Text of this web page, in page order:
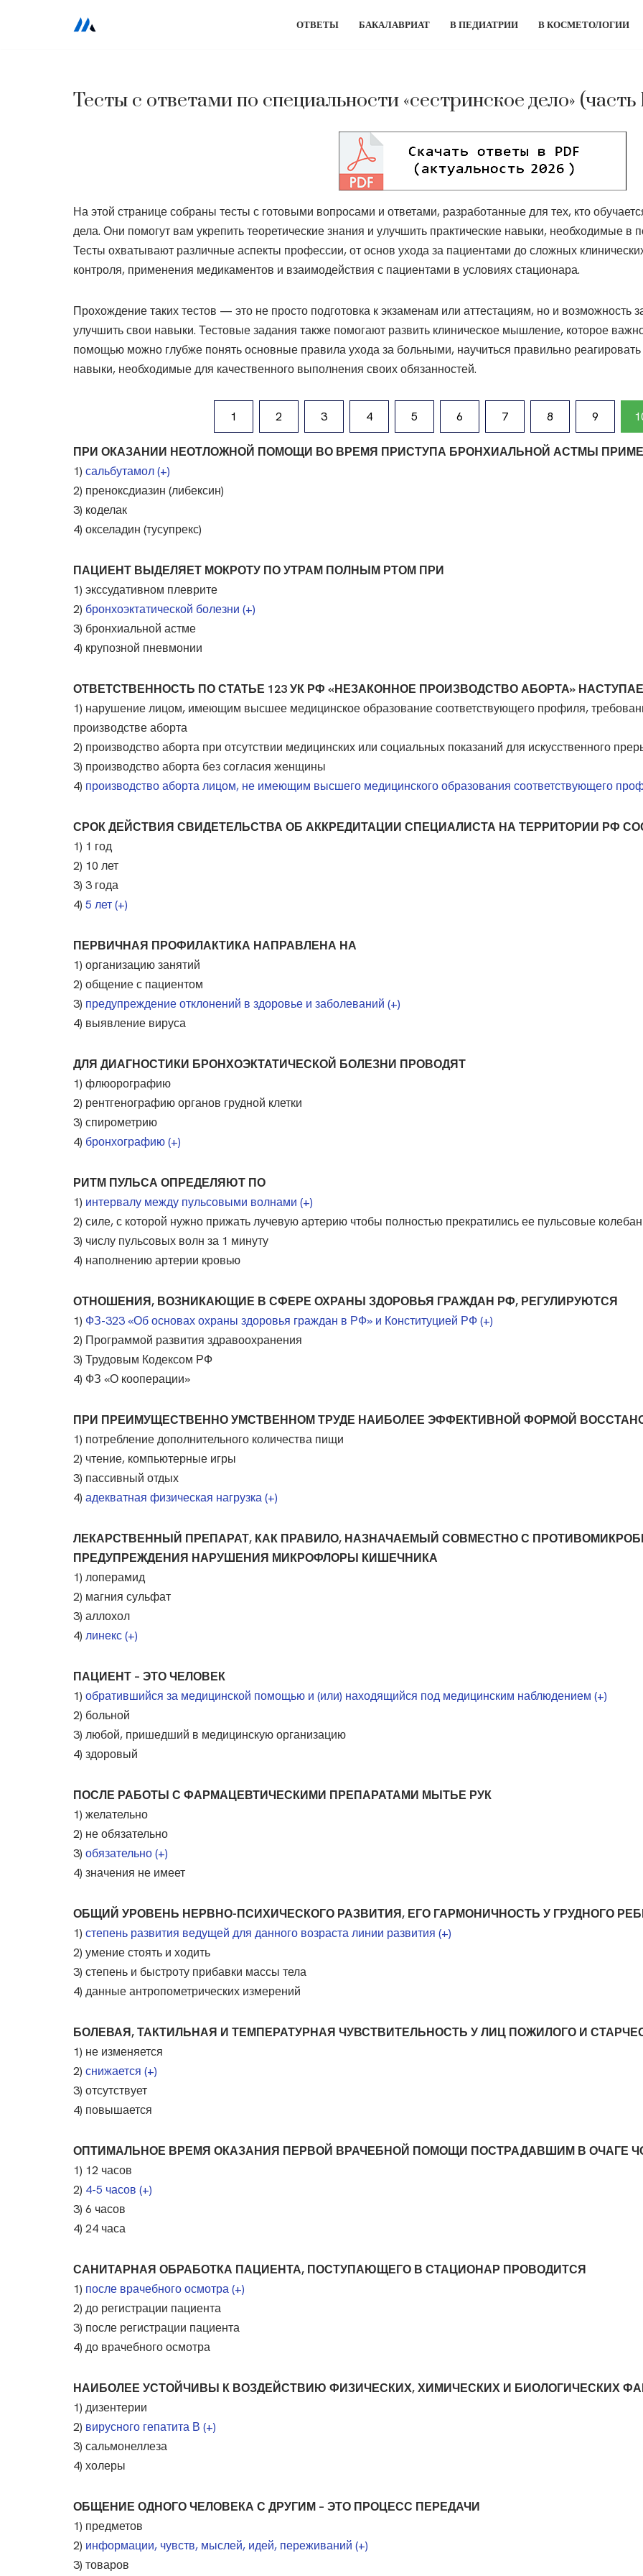
ОТВЕТЫ БАКАЛАВРИАТ В ПЕДИАТРИИ В КОСМЕТОЛОГИИ
Тесты с ответами по специальности «сестринское дело» (часть
На этой странице собраны тесты с готовыми вопросами и ответами, разработанные для тех, кто
дела. Они помогут вам укрепить теоретические знания и улучшить практические навыки, необходимые в
Тесты охватывают различные аспекты профессии, от основ ухода за пациентами до сложных
контроля, применения медикаментов и взаимодействия с пациентами в условиях стационара.
Прохождение таких тестов — это не просто подготовка к экзаменам или аттестациям, но и возможность
улучшить свои навыки. Тестовые задания также помогают развить клиническое мышление, которое
помощью можно глубже понять основные правила ухода за больными, научиться правильно
навыки, необходимые для качественного выполнения своих обязанностей.
1 2 3 4 5 6 7 8 9
ПРИ ОКАЗАНИИ НЕОТЛОЖНОЙ ПОМОЩИ ВО ВРЕМЯ ПРИСТУПА БРОНХИАЛЬНОЙ АСТМЫ
1) сальбутамол (+)
2) преноксдиазин (либексин)
3) коделак
4) окселадин (тусупрекс)
ПАЦИЕНТ ВЫДЕЛЯЕТ МОКРОТУ ПО УТРАМ ПОЛНЫМ РТОМ ПРИ
1) экссудативном плеврите
2) бронхоэктатической болезни (+)
3) бронхиальной астме
4) крупозной пневмонии
ОТВЕТСТВЕННОСТЬ ПО СТАТЬЕ 123 УК РФ «НЕЗАКОННОЕ ПРОИЗВОДСТВО АБОРТА»
1) нарушение лицом, имеющим высшее медицинское образование соответствующего профиля,
производстве аборта
2) производство аборта при отсутствии медицинских или социальных показаний для искусственного
3) производство аборта без согласия женщины
4) производство аборта лицом, не имеющим высшего медицинского образования соответствующего
СРОК ДЕЙСТВИЯ СВИДЕТЕЛЬСТВА ОБ АККРЕДИТАЦИИ СПЕЦИАЛИСТА НА ТЕРРИТОРИИ РФ
1) 1 год
2) 10 лет
3) 3 года
4) 5 лет (+)
ПЕРВИЧНАЯ ПРОФИЛАКТИКА НАПРАВЛЕНА НА
1) организацию занятий
2) общение с пациентом
3) предупреждение отклонений в здоровье и заболеваний (+)
4) выявление вируса
ДЛЯ ДИАГНОСТИКИ БРОНХОЭКТАТИЧЕСКОЙ БОЛЕЗНИ ПРОВОДЯТ
1) флюорографию
2) рентгенографию органов грудной клетки
3) спирометрию
4) бронхографию (+)
РИТМ ПУЛЬСА ОПРЕДЕЛЯЮТ ПО
1) интервалу между пульсовыми волнами (+)
2) силе, с которой нужно прижать лучевую артерию чтобы полностью прекратились ее пульсовые
3) числу пульсовых волн за 1 минуту
4) наполнению артерии кровью
ОТНОШЕНИЯ, ВОЗНИКАЮЩИЕ В СФЕРЕ ОХРАНЫ ЗДОРОВЬЯ ГРАЖДАН РФ, РЕГУЛИРУЮТСЯ
1) ФЗ-323 «Об основах охраны здоровья граждан в РФ» и Конституцией РФ (+)
2) Программой развития здравоохранения
3) Трудовым Кодексом РФ
4) ФЗ «О кооперации»
ПРИ ПРЕИМУЩЕСТВЕННО УМСТВЕННОМ ТРУДЕ НАИБОЛЕЕ ЭФФЕКТИВНОЙ ФОРМОЙ
1) потребление дополнительного количества пищи
2) чтение, компьютерные игры
3) пассивный отдых
4) адекватная физическая нагрузка (+)
ЛЕКАРСТВЕННЫЙ ПРЕПАРАТ, КАК ПРАВИЛО, НАЗНАЧАЕМЫЙ СОВМЕСТНО С
ПРЕДУПРЕЖДЕНИЯ НАРУШЕНИЯ МИКРОФЛОРЫ КИШЕЧНИКА
1) лоперамид
2) магния сульфат
3) аллохол
4) линекс (+)
ПАЦИЕНТ – ЭТО ЧЕЛОВЕК
1) обратившийся за медицинской помощью и (или) находящийся под медицинским наблюдением (+)
2) больной
3) любой, пришедший в медицинскую организацию
4) здоровый
ПОСЛЕ РАБОТЫ С ФАРМАЦЕВТИЧЕСКИМИ ПРЕПАРАТАМИ МЫТЬЕ РУК
1) желательно
2) не обязательно
3) обязательно (+)
4) значения не имеет
ОБЩИЙ УРОВЕНЬ НЕРВНО-ПСИХИЧЕСКОГО РАЗВИТИЯ, ЕГО ГАРМОНИЧНОСТЬ У ГРУДНОГО
1) степень развития ведущей для данного возраста линии развития (+)
2) умение стоять и ходить
3) степень и быстроту прибавки массы тела
4) данные антропометрических измерений
БОЛЕВАЯ, ТАКТИЛЬНАЯ И ТЕМПЕРАТУРНАЯ ЧУВСТВИТЕЛЬНОСТЬ У ЛИЦ ПОЖИЛОГО И
1) не изменяется
2) снижается (+)
3) отсутствует
4) повышается
ОПТИМАЛЬНОЕ ВРЕМЯ ОКАЗАНИЯ ПЕРВОЙ ВРАЧЕБНОЙ ПОМОЩИ ПОСТРАДАВШИМ В ОЧАГЕ
1) 12 часов
2) 4-5 часов (+)
3) 6 часов
4) 24 часа
САНИТАРНАЯ ОБРАБОТКА ПАЦИЕНТА, ПОСТУПАЮЩЕГО В СТАЦИОНАР ПРОВОДИТСЯ
1) после врачебного осмотра (+)
2) до регистрации пациента
3) после регистрации пациента
4) до врачебного осмотра
НАИБОЛЕЕ УСТОЙЧИВЫ К ВОЗДЕЙСТВИЮ ФИЗИЧЕСКИХ, ХИМИЧЕСКИХ И БИОЛОГИЧЕСКИХ
1) дизентерии
2) вирусного гепатита В (+)
3) сальмонеллеза
4) холеры
ОБЩЕНИЕ ОДНОГО ЧЕЛОВЕКА С ДРУГИМ – ЭТО ПРОЦЕСС ПЕРЕДАЧИ
1) предметов
2) информации, чувств, мыслей, идей, переживаний (+)
3) товаров